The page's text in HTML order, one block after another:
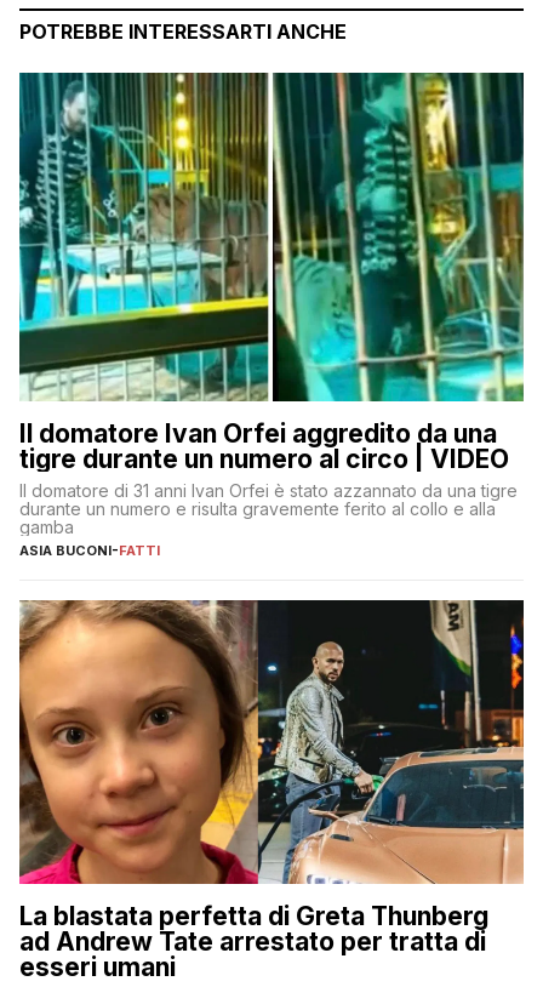
POTREBBE INTERESSARTI ANCHE
Il domatore Ivan Orfei aggredito da una
tigre durante un numero al circo | VIDEO
Il domatore di 31 anni Ivan Orfei è stato azzannato da una tigre
durante un numero e risulta gravemente ferito al collo e alla
gamba
ASIA BUCONI-FATTI
La blastata perfetta di Greta Thunberg
ad Andrew Tate arrestato per tratta di
esseri umani